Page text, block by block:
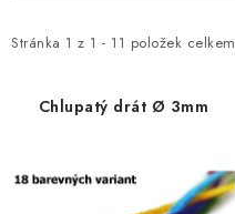
i
o
Stránka 1 z 1 - 11 položek celkem
e
r
Chlupatý drát Ø 3mm